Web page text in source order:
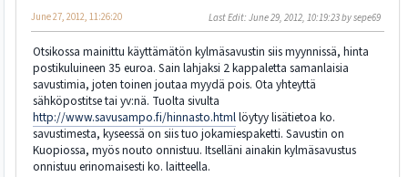
June 27, 2012, 11:26:20 Last Edit: June 29, 2012, 10:19:23 by sepe69
Otsikossa mainittu käyttämätön kylmäsavustin siis myynnissä, hinta
postikuluineen 35 euroa. Sain lahjaksi 2 kappaletta samanlaisia
savustimia, joten toinen joutaa myydä pois. Ota yhteyttä
sähköpostitse tai yv:nä. Tuolta sivulta
http://www.savusampo.fi/hinnasto.htmllöytyy lisätietoa ko.
savustimesta, kyseessä on siis tuo jokamiespaketti. Savustin on
Kuopiossa, myös nouto onnistuu. Itselläni ainakin kylmäsavustus
onnistuu erinomaisesti ko. laitteella.